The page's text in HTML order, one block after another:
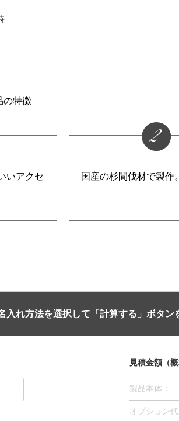
の特徴
いアクセ
2
国産の杉間伐材で製作。
入れ方法を選択して「計算する」ボタン
見積金額（概
製品本体：
オプション代